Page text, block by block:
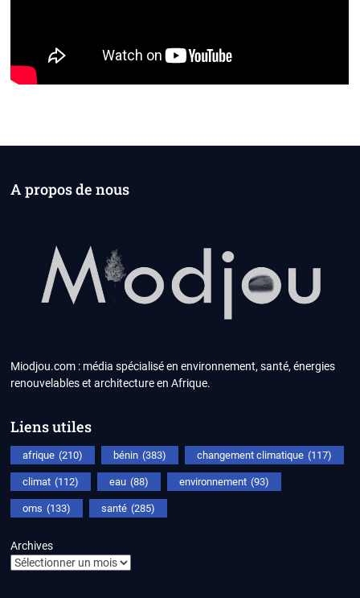
A propos de nous
Miodjou.com : média spécialisé en environnement, santé, énergies
renouvelables et architecture en Afrique.
Liens utiles
afrique (210) bénin (383) changement climatique (117)
climat (112) eau (88) environnement (93)
oms (133) santé (285)
Archives